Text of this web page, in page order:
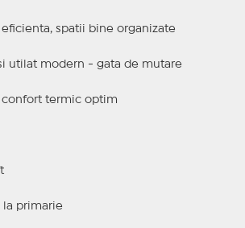
spatii bine organizate
utilat modern - gata de mutare
termic optim
la primarie